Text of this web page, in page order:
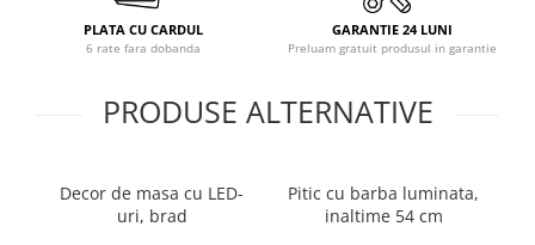
Betoniere si vibratoare beton
Accesorii beton
Motocultoare
Produse uz casnic
PLATA CU CARDUL
6 rate fara dobanda
GARANTIE 24 LUNI
Preluam gratuit produsul in garantie
PRODUSE ALTERNATIVE
Decor de masa cu LED-
uri, brad
Pitic cu barba luminata,
inaltime 54 cm